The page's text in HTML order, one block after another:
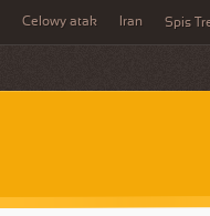
Celowy atak Iran Spis